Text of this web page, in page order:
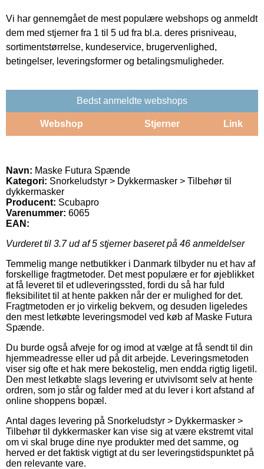
Vi har gennemgået de mest populære webshops og anmeldt
dem med stjerner fra 1 til 5 ud fra bl.a. deres prisniveau,
sortimentstørrelse, kundeservice, brugervenlighed,
betingelser, leveringsformer og betalingsmuligheder.
Bedst anmeldte webshops
Webshop Stjerner Link
Navn: Maske Futura Spænde
Kategori: Snorkeludstyr > Dykkermasker > Tilbehør til
dykkermasker
Producent: Scubapro
Varenummer: 6065
EAN:
Vurderet til 3.7ud af 5 stjerner baseret på 46 anmeldelser
Temmelig mange netbutikker i Danmark tilbyder nu et hav af
forskellige fragtmetoder. Det mest populære er for øjeblikket
at få leveret til et udleveringssted, fordi du så har fuld
fleksibilitet til at hente pakken når der er mulighed for det.
Fragtmetoden er jo virkelig bekvem, og desuden ligeledes
den mest letkøbte leveringsmodel ved køb af Maske Futura
Spænde.
Du burde også afveje for og imod at vælge at få sendt til din
hjemmeadresse eller ud på dit arbejde. Leveringsmetoden
viser sig ofte et hak mere bekostelig, men endda rigtig ligetil.
Den mest letkøbte slags levering er utvivlsomt selv at hente
ordren, som jo står og falder med at du lever i kort afstand af
online shoppens bopæl.
Antal dages levering på Snorkeludstyr > Dykkermasker >
Tilbehør til dykkermasker kan vise sig at være ekstremt vital
om vi skal bruge dine nye produkter med det samme, og
herved er det faktisk vigtigt at du ser leveringstidspunktet på
den relevante vare.